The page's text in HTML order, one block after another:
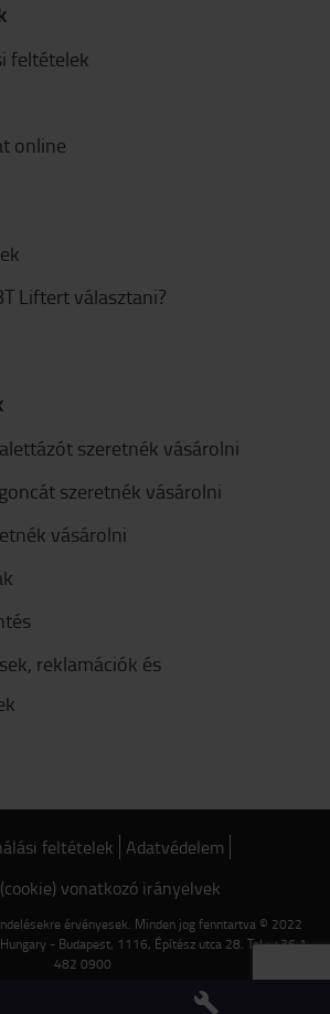
feltételek
online
Liftert választani?
szeretnék vásárolni
szeretnék vásárolni
vásárolni
reklamációk és
feltételek Adatvédelem
vonatkozó irányelvek
érvényesek. Minden jog fenntartva © 2022
- Budapest, 1116, Építész utca 28. Tel.: +36 1
482 0900